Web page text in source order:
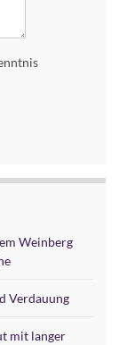
Weinberg
Verdauung
mit langer